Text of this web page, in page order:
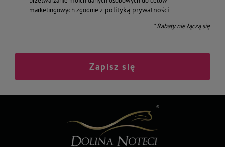
marketingowych zgodnie z polityką prywatności
* Rabaty nie łączą się
Zapisz się